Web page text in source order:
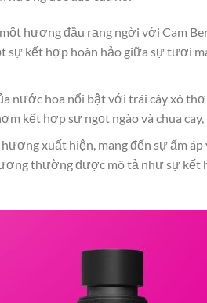
hương đầu rạng ngời với Cam
kết hợp hoàn hảo giữa sự tươi
nước hoa nổi bật với trái cây xô
kết hợp sự ngọt ngào và chua
xuất hiện, mang đến sự ấm
thường được mô tả như sự